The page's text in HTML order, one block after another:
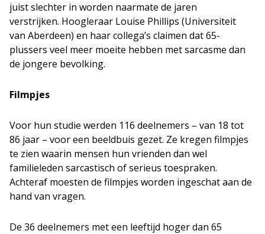
juist slechter in worden naarmate de jaren
verstrijken. Hoogleraar Louise Phillips (Universiteit
van Aberdeen) en haar collega’s claimen dat 65-
plussers veel meer moeite hebben met sarcasme dan
de jongere bevolking.
Filmpjes
Voor hun studie werden 116 deelnemers – van 18 tot
86 jaar – voor een beeldbuis gezet. Ze kregen filmpjes
te zien waarin mensen hun vrienden dan wel
familieleden sarcastisch of serieus toespraken.
Achteraf moesten de filmpjes worden ingeschat aan de
hand van vragen.
De 36 deelnemers met een leeftijd hoger dan 65